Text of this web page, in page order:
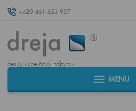
+420 461 653 937
český kúpeľňový nábytok
MENU